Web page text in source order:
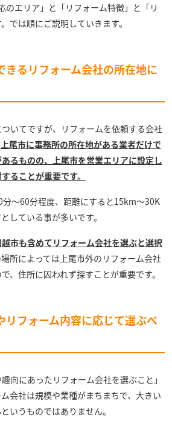
のエリア」と「リフォーム特徴」と「リ
では順にご説明していきます。
るリフォーム会社の所在地に
いてですが、リフォームを依頼する会社
上尾市に事務所の所在地がある業者だけで
るものの、上尾市を営業エリアに設定し
ることが重要です。
分～60分程度、距離にすると15km～30K
している事が多いです。
市も含めてリフォーム会社を選ぶと選択
所によっては上尾市外のリフォーム会社
、住所に囚われず探すことが重要です。
フォーム内容に応じて選ぶべ
向にあったリフォーム会社を選ぶこと」
会社は規模や業種がまちまちで、大きい
いうものではありません。